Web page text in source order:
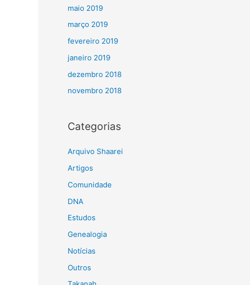
maio 2019
março 2019
fevereiro 2019
janeiro 2019
dezembro 2018
novembro 2018
Categorias
Arquivo Shaarei
Artigos
Comunidade
DNA
Estudos
Genealogia
Notícias
Outros